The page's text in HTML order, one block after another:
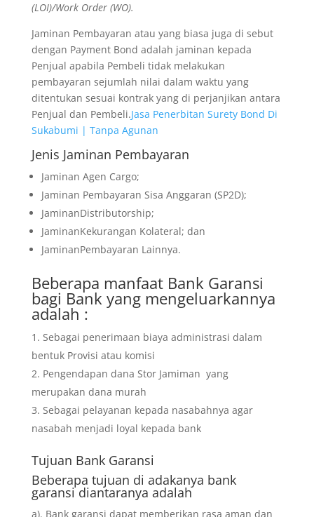
(LOI)/Work Order (WO).
Jaminan Pembayaran atau yang biasa juga di sebut
dengan Payment Bond adalah jaminan kepada
Penjual apabila Pembeli tidak melakukan
pembayaran sejumlah nilai dalam waktu yang
ditentukan sesuai kontrak yang di perjanjikan antara
Penjual dan Pembeli.Jasa Penerbitan Surety Bond Di
Sukabumi | Tanpa Agunan
Jenis Jaminan Pembayaran
Jaminan Agen Cargo;
Jaminan Pembayaran Sisa Anggaran (SP2D);
JaminanDistributorship;
JaminanKekurangan Kolateral; dan
JaminanPembayaran Lainnya.
Beberapa manfaat Bank Garansi
bagi Bank yang mengeluarkannya
adalah :
Sebagai penerimaan biaya administrasi dalam
bentuk Provisi atau komisi
Pengendapan dana Stor Jamiman yang
merupakan dana murah
Sebagai pelayanan kepada nasabahnya agar
nasabah menjadi loyal kepada bank
Tujuan Bank Garansi
Beberapa tujuan di adakanya bank
garansi diantaranya adalah
a). Bank garansi dapat memberikan rasa aman dan